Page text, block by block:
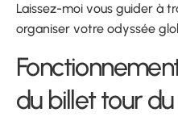
Laissez-moi vous guider à
organiser votre odyssée
du billet tour